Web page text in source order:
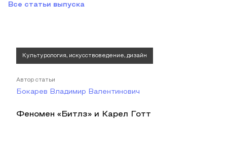
Все статьи выпуска
Культурология, искусствоведение, дизайн
Автор статьи
Бокарев Владимир Валентинович
Феномен «Битлз» и Карел Готт